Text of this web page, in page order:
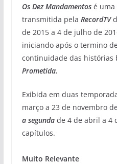
Os Dez Mandamentosé uma
transmitida pela RecordTV
de 2015 a 4 de julho de
iniciando após o termino de
continuidade das histórias
Prometida.
Exibida em duas
março a 23 de novembro
a segundade 4 de abril a 4
capítulos.
Muito Relevante